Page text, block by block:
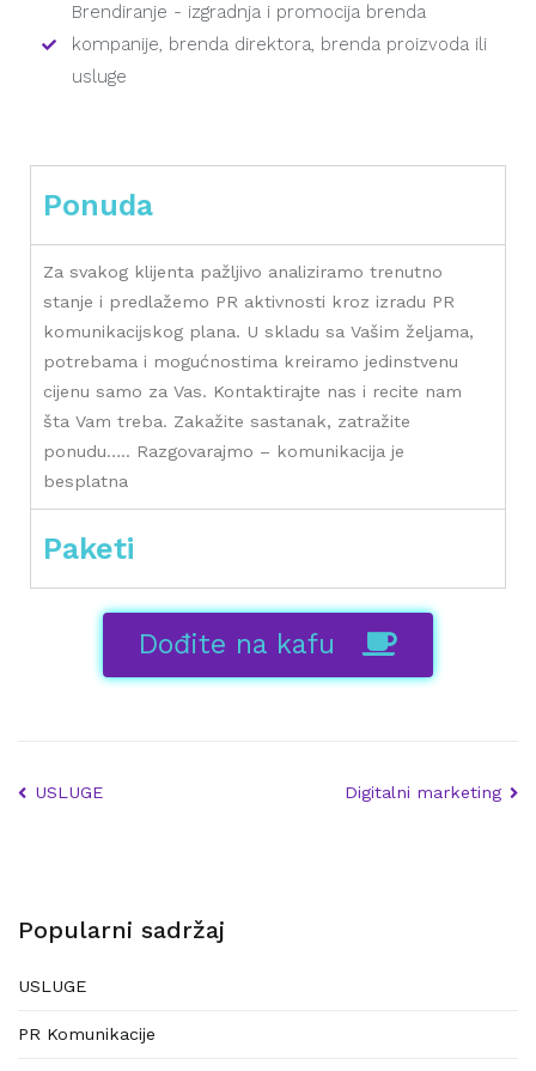
Brendiranje - izgradnja i promocija brenda
kompanije, brenda direktora, brenda proizvoda ili
usluge
Ponuda
Za svakog klijenta pažljivo analiziramo trenutno
stanje i predlažemo PR aktivnosti kroz izradu PR
komunikacijskog plana. U skladu sa Vašim željama,
potrebama i mogućnostima kreiramo jedinstvenu
cijenu samo za Vas. Kontaktirajte nas i recite nam
šta Vam treba. Zakažite sastanak, zatražite
ponudu….. Razgovarajmo – komunikacija je
besplatna
Paketi
Dođite na kafu
USLUGE Digitalni marketing
Popularni sadržaj
USLUGE
PR Komunikacije